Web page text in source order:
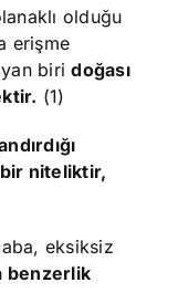
olduğu
erişme
biridoğası
(1)
niteliktir,
eksiksiz
benzerlik